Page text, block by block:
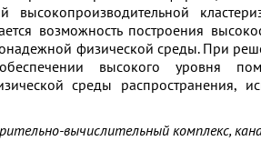
высокопроизводительной
возможность построения
физической среды. При
высокого уровня
среды распространения,
вычислительный комплекс,